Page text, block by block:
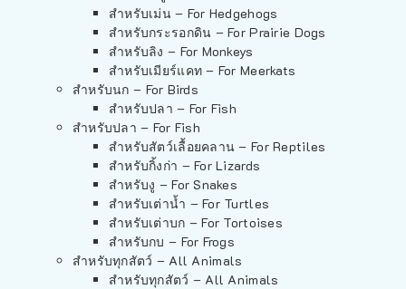
สำหรับเม่น – For Hedgehogs
สำหรับกระรอกดิน – For Prairie Dogs
สำหรับลิง – For Monkeys
สำหรับเมียร์แคท – For Meerkats
สำหรับนก – For Birds
สำหรับปลา – For Fish
สำหรับปลา – For Fish
สำหรับสัตว์เลื้อยคลาน – For Reptiles
สำหรับกิ้งก่า – For Lizards
สำหรับงู – For Snakes
สำหรับเต่าน้ำ – For Turtles
สำหรับเต่าบก – For Tortoises
สำหรับกบ – For Frogs
สำหรับทุกสัตว์ – All Animals
สำหรับทุกสัตว์ – All Animals